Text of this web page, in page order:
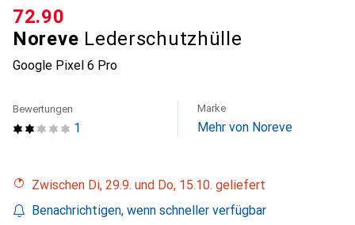
Noreve Lederschutzhülle
Google Pixel 6 Pro
CHF
72.90
1
Bewertungen Marke
Mehr von Noreve
Zwischen Di, 29.9. und Do, 15.10. geliefert
Benachrichtigen, wenn schneller verfügbar